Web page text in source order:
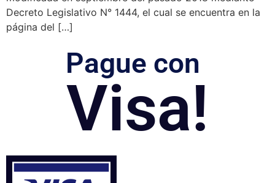
Decreto Legislativo N° 1444, el cual se encuentra en la
página del […]
Pague con
Visa!